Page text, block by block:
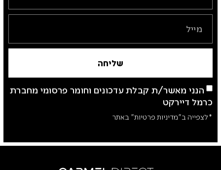
הנני מאשר/ת קבלת עדכונים וחומר פרסומי מחברת
כרמל דיירקט
*לצפייה ב"מדיניות פרטיות" באתר
שליחה